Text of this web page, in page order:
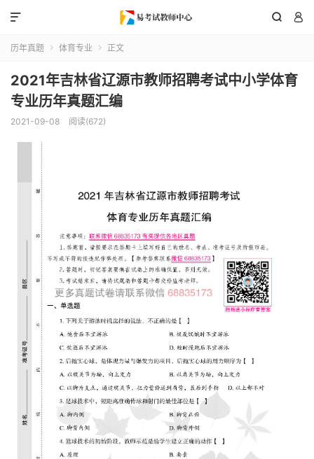
 

历年真题  体育专业  正文
2021年吉林省辽源市教师招聘考试中小学体育
专业历年真题汇编
2021-09-08 阅读(672)